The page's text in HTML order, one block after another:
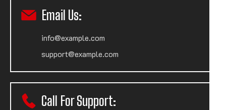
Email Us:
info@example.com
support@example.com
Call For Support: